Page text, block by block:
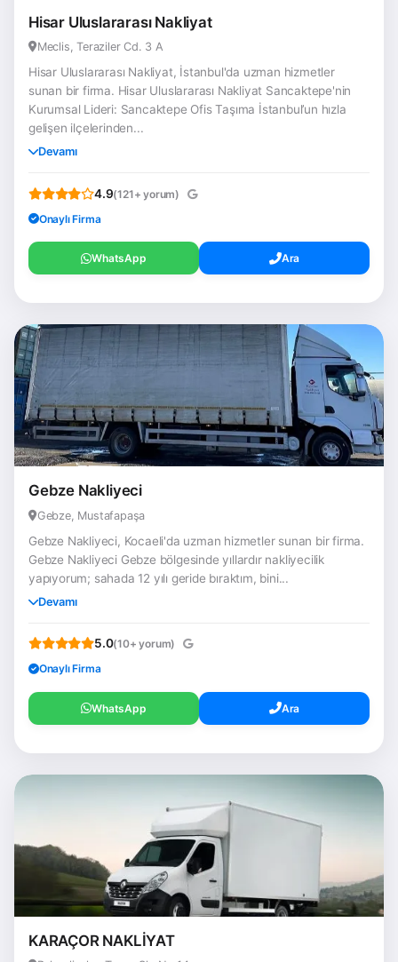
Hisar Uluslararası Nakliyat
Meclis, Teraziler Cd. 3 A
Hisar Uluslararası Nakliyat, İstanbul'da uzman hizmetler
sunan bir firma. Hisar Uluslararası Nakliyat Sancaktepe'nin
Kurumsal Lideri: Sancaktepe Ofis Taşıma İstanbul’un hızla
gelişen ilçelerinden...
Devamı
4.9(121+ yorum)
Onaylı Firma
WhatsApp Ara
Gebze Nakliyeci
Gebze, Mustafapaşa
Gebze Nakliyeci, Kocaeli'da uzman hizmetler sunan bir firma.
Gebze Nakliyeci Gebze bölgesinde yıllardır nakliyecilik
yapıyorum; sahada 12 yılı geride bıraktım, bini...
Devamı
5.0(10+ yorum)
Onaylı Firma
WhatsApp Ara
KARAÇOR NAKLİYAT